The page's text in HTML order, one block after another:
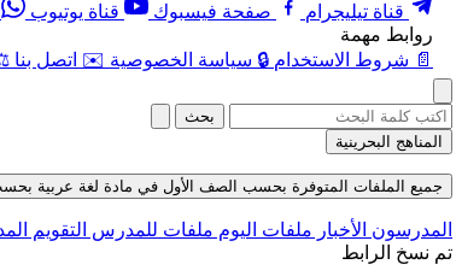
قناة تيليجرام
صفحة فيسبوك قناة يوتيوب
روابط مهمة
📄 شروط الاستخدام 🔒 سياسة الخصوصية ✉️ اتصل بنا
بحث
المناهج البحرينية
جميع الملفات المتوفرة بحسب الصف الأول في مادة لغة عربية بحسب
المدرسون الأخبار ملفات اليوم ملفات للمدرس التقويم
تم نسخ الرابط